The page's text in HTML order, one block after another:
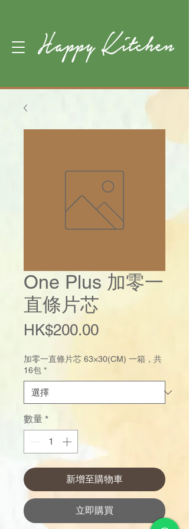
One Plus 加零一
直條片芯
HK$200.00價
加零一直條片芯 63×30(CM) 一箱，共
16包 *
數量 *
新增至購物車
立即購買